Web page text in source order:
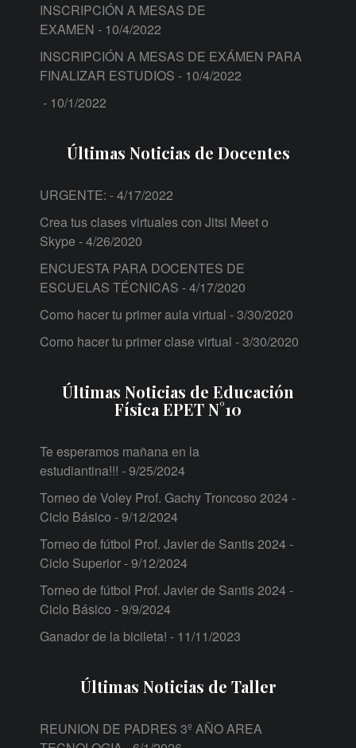
INSCRIPCIÓN A MESAS DE
EXAMEN - 10/4/2022
INSCRIPCIÓN A MESAS DE EXÁMEN PARA
FINALIZAR ESTUDIOS - 10/4/2022
- 10/1/2022
Últimas Noticias de Docentes
URGENTE: - 4/17/2022
Crea tus clases virtuales con Jitsi Meet o
Skype - 4/26/2020
ENCUESTA PARA DOCENTES DE
ESCUELAS TÉCNICAS - 4/17/2020
Como hacer tu primer aula virtual - 3/30/2020
Como hacer tu primer clase virtual - 3/30/2020
Últimas Noticias de Educación
Física EPET N°10
Te esperamos mañana en la
estudiantina!!! - 9/25/2024
Torneo de Voley Prof. Gachy Troncoso 2024 -
Ciclo Básico - 9/12/2024
Torneo de fútbol Prof. Javier de Santis 2024 -
Ciclo Superior- 9/12/2024
Torneo de fútbol Prof. Javier de Santis 2024 -
Ciclo Básico - 9/9/2024
Ganador de la bicileta! - 11/11/2023
Últimas Noticias de Taller
REUNION DE PADRES 3º AÑO AREA